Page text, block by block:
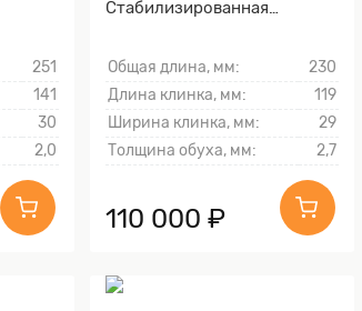
251
141
30
2,0
Стабилизированная
тыльника)
Общая длина, мм:
230
Длина клинка, мм:
119
Ширина клинка, мм:
29
Толщина обуха, мм:
2,7
110 000 ₽